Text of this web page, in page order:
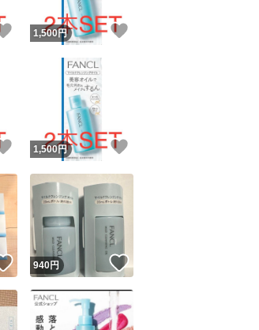
いいね！
1,500円
いいね！
1,500円
いいね！
940円